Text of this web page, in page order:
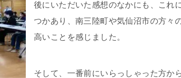
後にいただいた感想のなかにも、これ
つかあり、南三陸町や気仙沼市の方々
高いことを感じました。
そして、一番前にいらっしゃった方か